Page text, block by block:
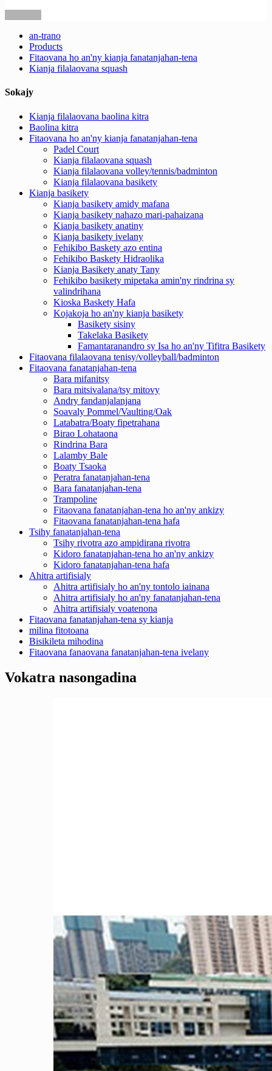
an-trano
Products
Fitaovana ho an'ny kianja fanatanjahan-tena
Kianja filalaovana squash
Sokajy
Kianja filalaovana baolina kitra
Baolina kitra
Fitaovana ho an'ny kianja fanatanjahan-tena
Padel Court
Kianja filalaovana squash
Kianja filalaovana volley/tennis/badminton
Kianja filalaovana basikety
Kianja basikety
Kianja basikety amidy mafana
Kianja basikety nahazo mari-pahaizana
Kianja basikety anatiny
Kianja basikety ivelany
Fehikibo Baskety azo entina
Fehikibo Baskety Hidraolika
Kianja Basikety anaty Tany
Fehikibo basikety mipetaka amin'ny rindrina sy
valindrihana
Kioska Baskety Hafa
Kojakoja ho an'ny kianja basikety
Basikety sisiny
Takelaka Basikety
Famantaranandro sy Isa ho an'ny Tifitra Basikety
Fitaovana filalaovana tenisy/volleyball/badminton
Fitaovana fanatanjahan-tena
Bara mifanitsy
Bara mitsivalana/tsy mitovy
Andry fandanjalanjana
Soavaly Pommel/Vaulting/Oak
Latabatra/Boaty fipetrahana
Birao Lohataona
Rindrina Bara
Lalamby Bale
Boaty Tsaoka
Peratra fanatanjahan-tena
Bara fanatanjahan-tena
Trampoline
Fitaovana fanatanjahan-tena ho an'ny ankizy
Fitaovana fanatanjahan-tena hafa
Tsihy fanatanjahan-tena
Tsihy rivotra azo ampidirana rivotra
Kidoro fanatanjahan-tena ho an'ny ankizy
Kidoro fanatanjahan-tena hafa
Ahitra artifisialy
Ahitra artifisialy ho an'ny tontolo iainana
Ahitra artifisialy ho an'ny fanatanjahan-tena
Ahitra artifisialy voatenona
Fitaovana fanatanjahan-tena sy kianja
milina fitotoana
Bisikileta mihodina
Fitaovana fanaovana fanatanjahan-tena ivelany
Vokatra nasongadina